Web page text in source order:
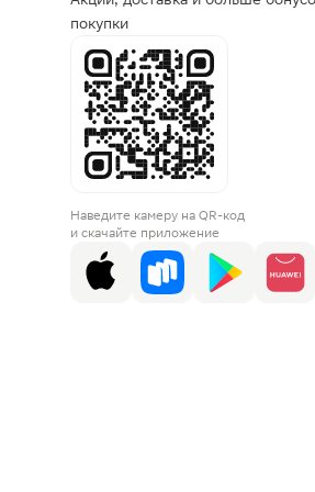
покупки
Наведите камеру на QR-код
и скачайте приложение